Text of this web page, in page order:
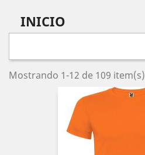
INICIO
Mostrando 1-12 de 109 item(s)